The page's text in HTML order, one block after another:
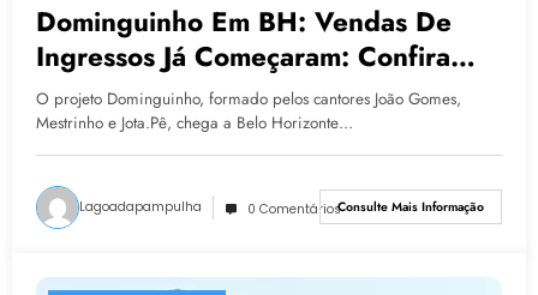
Dominguinho Em BH: Vendas De
Ingressos Já Começaram: Confira
Tudo Sobre O Show
O projeto Dominguinho, formado pelos cantores João Gomes,
Mestrinho e Jota.Pê, chega a Belo Horizonte…
Lagoadapampulha 0 ComentáriosConsulte Mais Informação